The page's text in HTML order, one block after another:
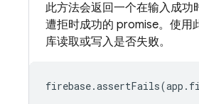
此方法会返回一个在输入成功
遭拒时成功的 promise。使用
库读取或写入是否失败。